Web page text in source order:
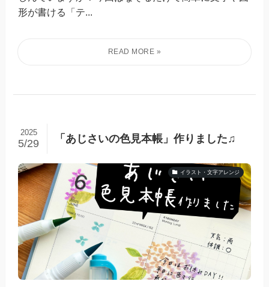
形が書ける「テ...
「あじさいの色見本帳」作りました♫
2025
5/29
イラスト・文字アレンジ